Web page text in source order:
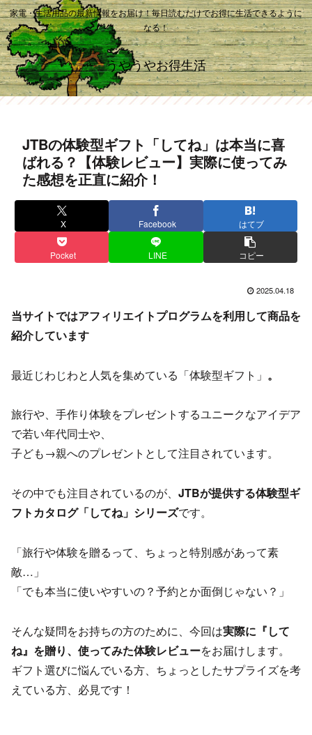
家電・生活用品の最新情報をお届け！毎日読むだけでお得に生活できるように
なる！
うやうやお得生活
JTBの体験型ギフト「してね」は本当に喜
ばれる？【体験レビュー】実際に使ってみ
た感想を正直に紹介！
X Facebook はてブ
Pocket LINE コピー
2025.04.18
当サイトではアフィリエイトプログラムを利用して商品を
紹介しています
最近じわじわと人気を集めている「体験型ギフト」 。
旅行や、手作り体験をプレゼントするユニークなアイデア
で若い年代同士や、
子ども→親へのプレゼントとして注目されています。
その中でも注目されているのが、 JTBが提供する体験型ギ
フトカタログ「してね」シリーズです。
「旅行や体験を贈るって、ちょっと特別感があって素
敵…」
「でも本当に使いやすいの？予約とか面倒じゃない？」
そんな疑問をお持ちの方のために、今回は実際に『して
ね』を贈り、使ってみた体験レビューをお届けします。
ギフト選びに悩んでいる方、ちょっとしたサプライズを考
えている方、必見です！